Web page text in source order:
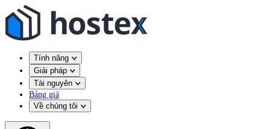
Tính năng
Giải pháp
Tài nguyên
Bảng giá
Về chúng tôi